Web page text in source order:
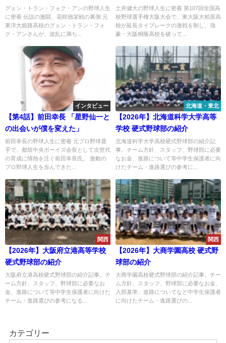
ー店長に転身、「野球人生に悔
いなし」
グェン・トラン・フォク・アンの野球人生
に密着 伝説の激闘、花咲徳栄戦の裏側 元
東洋大姫路高校のグェン・トラン・フォ
ク・アンさんが、波乱に満ち...
で。東大阪大柏原 土井健大監督
の野球人生に迫る
土井健大の野球人生に密着 第107回全国高
校野球選手権大阪大会で、東大阪大柏原高
校が延長タイブレークの激戦を制し、強
豪・大阪桐蔭高校を破って...
インタビュー
【第4話】前田幸長 「星野仙一と
の出会いが僕を変えた」
前田幸長の野球人生に密着 元プロ野球選
手で、都筑中央ボーイズ会長として次世代
の育成に情熱を注ぐ前田幸長氏。 激動の
プロ野球人生を歩んできた...
北海道・東北
【2026年】北海道科学大学高等
学校 硬式野球部の紹介
北海道科学大学高校硬式野球部の紹介記
事。チーム方針、スタッフ、野球部に必要
なお金、進路について等中学生保護者に向
けたチーム・進路選びの参考に...
関西
【2026年】大阪府立港高等学校
硬式野球部の紹介
大阪府立港高校硬式野球部の紹介記事。チ
ーム方針、スタッフ、野球部に必要なお
金、進路について等中学生保護者に向けた
チーム・進路選びの参考になる...
関西
【2026年】大商学園高校 硬式野
球部の紹介
大商学園高校硬式野球部の紹介記事。チー
ム方針、スタッフ、野球部に必要なお金、
入部基準、進路についてなど中学生保護者
に向けたチーム・進路選びの...
カテゴリー